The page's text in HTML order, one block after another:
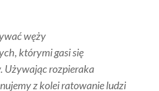
węży
którymi gasi się
Używając rozpieraka
z kolei ratowanie ludzi